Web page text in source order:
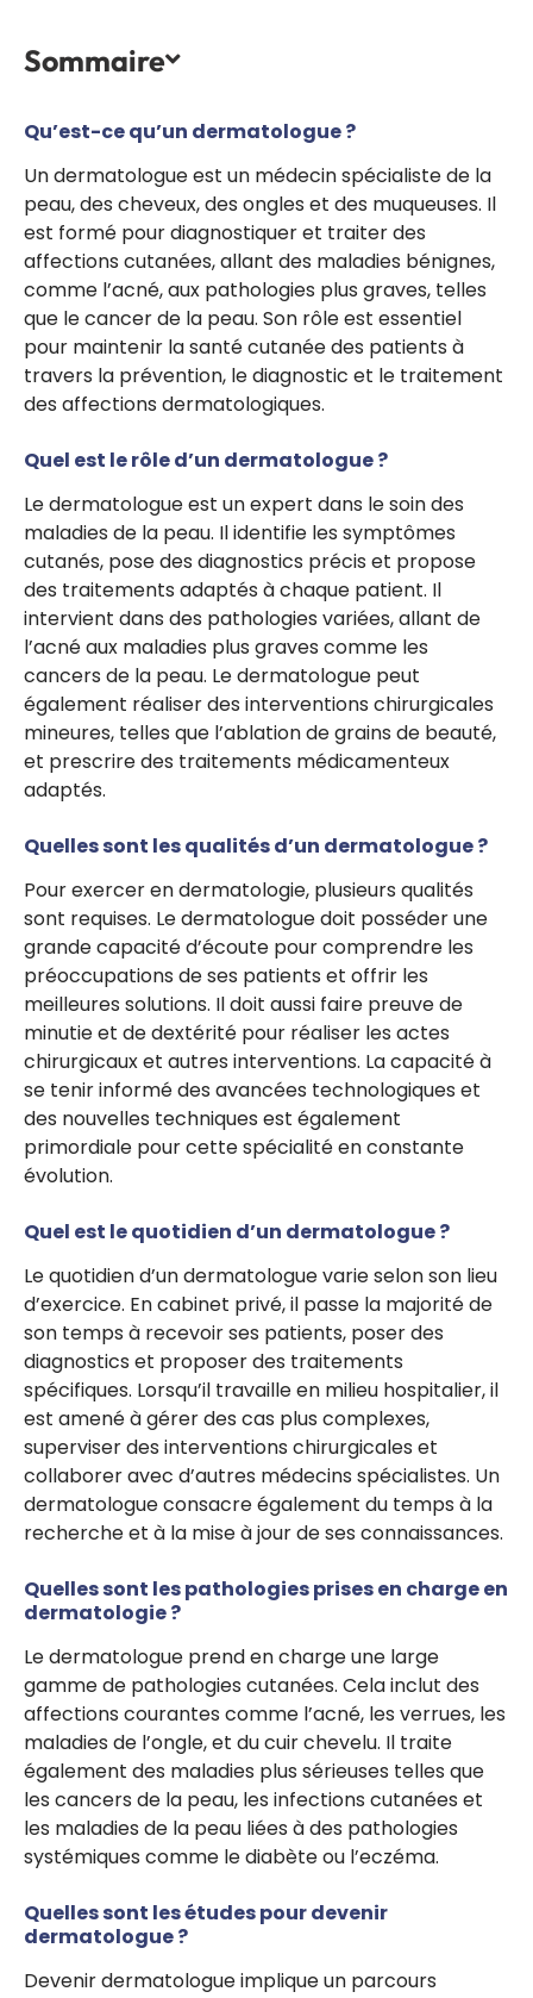
Sommaire
Qu’est-ce qu’un dermatologue ?
Un dermatologue est un médecin spécialiste de la
peau, des cheveux, des ongles et des muqueuses. Il
est formé pour diagnostiquer et traiter des
affections cutanées, allant des maladies bénignes,
comme l’acné, aux pathologies plus graves, telles
que le cancer de la peau. Son rôle est essentiel
pour maintenir la santé cutanée des patients à
travers la prévention, le diagnostic et le traitement
des affections dermatologiques.
Quel est le rôle d’un dermatologue ?
Le dermatologue est un expert dans le soin des
maladies de la peau. Il identifie les symptômes
cutanés, pose des diagnostics précis et propose
des traitements adaptés à chaque patient. Il
intervient dans des pathologies variées, allant de
l’acné aux maladies plus graves comme les
cancers de la peau. Le dermatologue peut
également réaliser des interventions chirurgicales
mineures, telles que l’ablation de grains de beauté,
et prescrire des traitements médicamenteux
adaptés.
Quelles sont les qualités d’un dermatologue ?
Pour exercer en dermatologie, plusieurs qualités
sont requises. Le dermatologue doit posséder une
grande capacité d’écoute pour comprendre les
préoccupations de ses patients et offrir les
meilleures solutions. Il doit aussi faire preuve de
minutie et de dextérité pour réaliser les actes
chirurgicaux et autres interventions. La capacité à
se tenir informé des avancées technologiques et
des nouvelles techniques est également
primordiale pour cette spécialité en constante
évolution.
Quel est le quotidien d’un dermatologue ?
Le quotidien d’un dermatologue varie selon son lieu
d’exercice. En cabinet privé, il passe la majorité de
son temps à recevoir ses patients, poser des
diagnostics et proposer des traitements
spécifiques. Lorsqu’il travaille en milieu hospitalier, il
est amené à gérer des cas plus complexes,
superviser des interventions chirurgicales et
collaborer avec d’autres médecins spécialistes. Un
dermatologue consacre également du temps à la
recherche et à la mise à jour de ses connaissances.
Quelles sont les pathologies prises en charge en
dermatologie ?
Le dermatologue prend en charge une large
gamme de pathologies cutanées. Cela inclut des
affections courantes comme l’acné, les verrues, les
maladies de l’ongle, et du cuir chevelu. Il traite
également des maladies plus sérieuses telles que
les cancers de la peau, les infections cutanées et
les maladies de la peau liées à des pathologies
systémiques comme le diabète ou l’eczéma.
Quelles sont les études pour devenir
dermatologue ?
Devenir dermatologue implique un parcours